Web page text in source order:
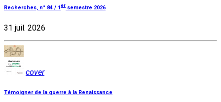
Recherches, n° 84 / 1 er semestre 2026
31 juil. 2026
cover
Témoigner de la guerre à la Renaissance